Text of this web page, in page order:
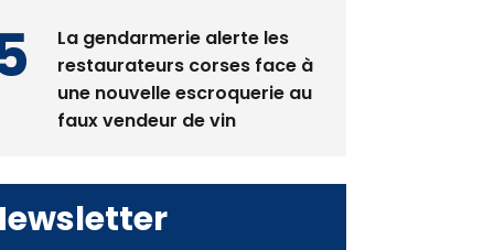
La gendarmerie alerte les
restaurateurs corses face à
une nouvelle escroquerie au
faux vendeur de vin